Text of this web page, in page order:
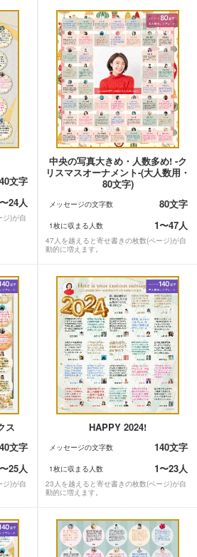
文字
24人
ジ)が自
中央の写真大きめ・人数多め! -ク
リスマスオーナメント-(大人数用・
80文字)
メッセージの文字数 80文字
1枚に収まる人数 1〜47人
47人を越えると寄せ書きの枚数(ページ)が自
動的に増えます。
ス
文字
25人
ジ)が自
HAPPY 2024!
メッセージの文字数 140文字
1枚に収まる人数 1〜23人
23人を越えると寄せ書きの枚数(ページ)が自
動的に増えます。